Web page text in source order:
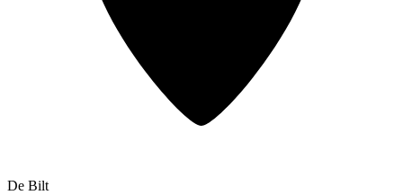
De Bilt